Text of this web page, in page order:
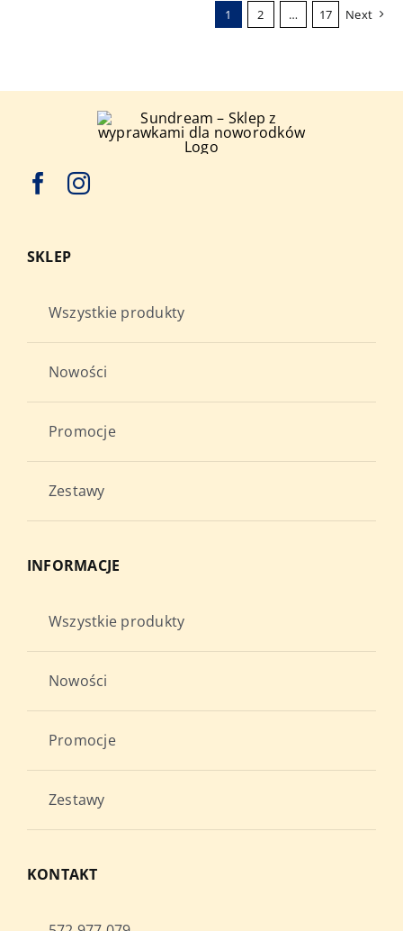
na
produktu
1 2 … 17 Next
SKLEP
Wszystkie produkty
Nowości
Promocje
Zestawy
INFORMACJE
Wszystkie produkty
Nowości
Promocje
Zestawy
KONTAKT